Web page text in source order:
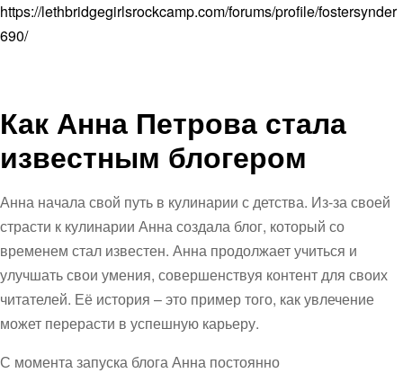
https://lethbridgegirlsrockcamp.com/forums/profile/fostersynder
690/
Как Анна Петрова стала
известным блогером
Анна начала свой путь в кулинарии с детства. Из-за своей
страсти к кулинарии Анна создала блог, который со
временем стал известен. Анна продолжает учиться и
улучшать свои умения, совершенствуя контент для своих
читателей. Её история – это пример того, как увлечение
может перерасти в успешную карьеру.
С момента запуска блога Анна постоянно